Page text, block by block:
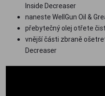
Inside Decreaser
naneste WellGun Oil &
přebytečný olej otřete
vnější části zbraně
Decreaser